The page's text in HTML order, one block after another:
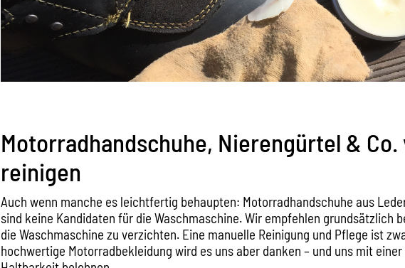
Motorradhandschuhe, Nierengürtel & Co.
reinigen
Auch wenn manche es leichtfertig behaupten: Motorradhandschuhe aus
sind keine Kandidaten für die Waschmaschine. Wir empfehlen grundsätzlich
die Waschmaschine zu verzichten. Eine manuelle Reinigung und Pflege ist
hochwertige Motorradbekleidung wird es uns aber danken – und uns mit